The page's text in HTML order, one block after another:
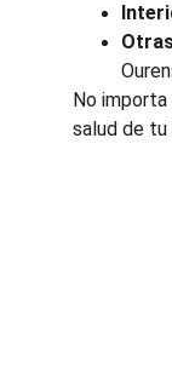
No
salud de tu